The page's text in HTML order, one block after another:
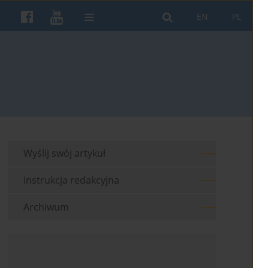
PL
EN
Wyślij swój artykuł
Instrukcja redakcyjna
Archiwum